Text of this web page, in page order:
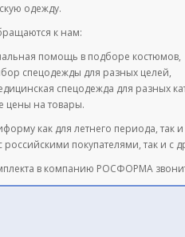
одежду.
к нам:
помощь в подборе костюмов,
спецодежды для разных целей,
спецодежда для разных
цены на товары.
как для летнего периода, так
российскими покупателями, так и с
в компанию РОСФОРМА